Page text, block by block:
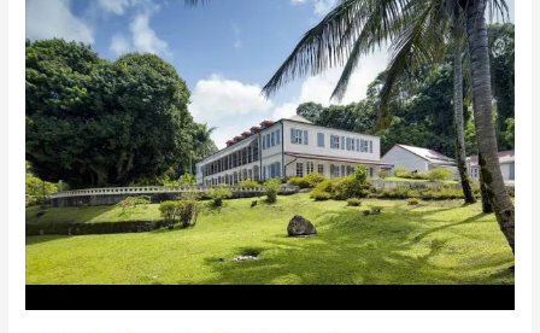
:Petit-
déjeuner
d'actualité
à
la
résidence
préfectorale
.